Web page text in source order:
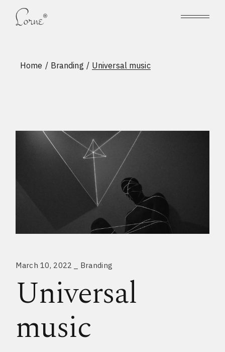
Home Branding Universal music
March 10, 2022 Branding
Universal
music